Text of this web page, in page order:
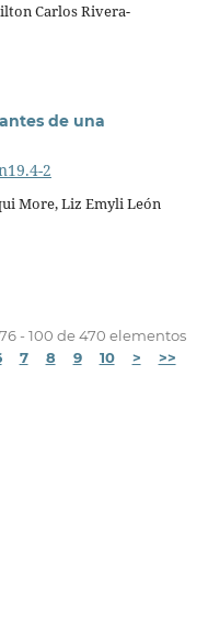
Carlos Rivera-
de una
2
More, Liz Emyli León
76 - 100 de 470 elementos
7 8 9 10 > >>